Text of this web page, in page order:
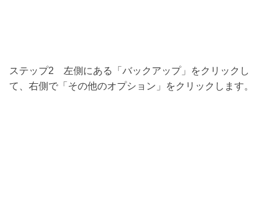
ステップ2 左側にある「バックアップ」をクリックし
て、右側で「その他のオプション」をクリックします。